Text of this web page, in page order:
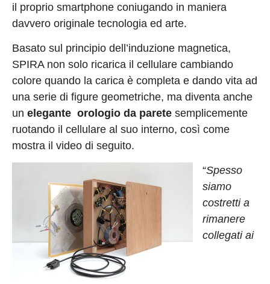
il proprio smartphone coniugando in maniera
davvero originale tecnologia ed arte.
Basato sul principio dell’induzione magnetica,
SPIRA non solo ricarica il cellulare cambiando
colore quando la carica è completa e dando vita ad
una serie di figure geometriche, ma diventa anche
un elegante orologio da parete semplicemente
ruotando il cellulare al suo interno, così come
mostra il video di seguito.
“Spesso
siamo
costretti a
rimanere
collegati ai